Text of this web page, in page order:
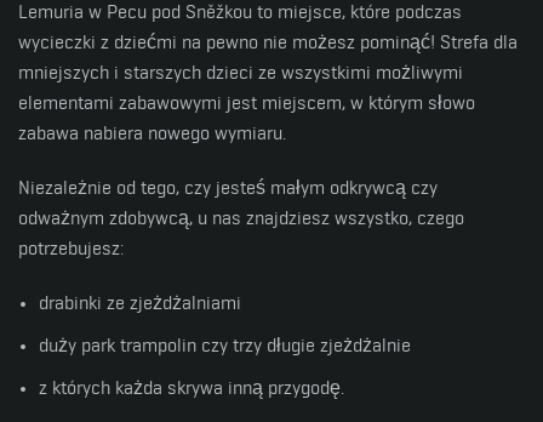
Lemuria w Pecu pod Sněžkou to miejsce, które podczas
wycieczki z dziećmi na pewno nie możesz pominąć! Strefa dla
mniejszych i starszych dzieci ze wszystkimi możliwymi
elementami zabawowymi jest miejscem, w którym słowo
zabawa nabiera nowego wymiaru.
Niezależnie od tego, czy jesteś małym odkrywcą czy
odważnym zdobywcą, u nas znajdziesz wszystko, czego
potrzebujesz:
drabinki ze zjeżdżalniami
duży park trampolin czy trzy długie zjeżdżalnie
z których każda skrywa inną przygodę